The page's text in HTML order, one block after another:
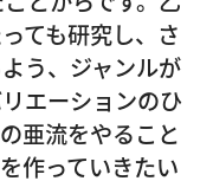
ても研究し、さ
う、ジャンルが
エーションのひ
亜流をやること
作っていきたい